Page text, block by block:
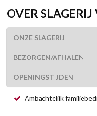
OVER
ONZE SLAGERIJ
BEZORGEN/AFHALEN
OPENINGSTIJDEN
Ambachtelijk